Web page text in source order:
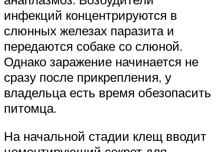
инфекций концентрируются в
слюнных железах паразита и
передаются собаке со слюной.
Однако заражение начинается не
сразу после прикрепления, у
владельца есть время обезопасить
питомца.
На начальной стадии клещ вводит